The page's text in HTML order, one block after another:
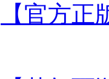
【官方